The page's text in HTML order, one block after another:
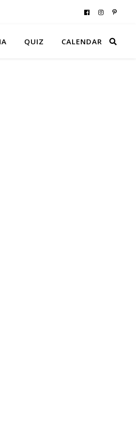
QUIZ CALENDAR